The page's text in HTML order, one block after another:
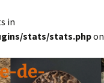
in
stats/stats.phpon
de-